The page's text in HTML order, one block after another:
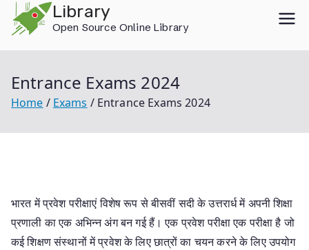
content
Library
Open Source Online Library
Entrance Exams 2024
Home Exams Entrance Exams 2024
भारत में प्रवेश परीक्षाएं विशेष रूप से बीसवीं सदी के उत्तरार्ध में अपनी शिक्षा
प्रणाली का एक अभिन्न अंग बन गई हैं। एक प्रवेश परीक्षा एक परीक्षा है जो
कई शिक्षण संस्थानों में प्रवेश के लिए छात्रों का चयन करने के लिए उपयोग